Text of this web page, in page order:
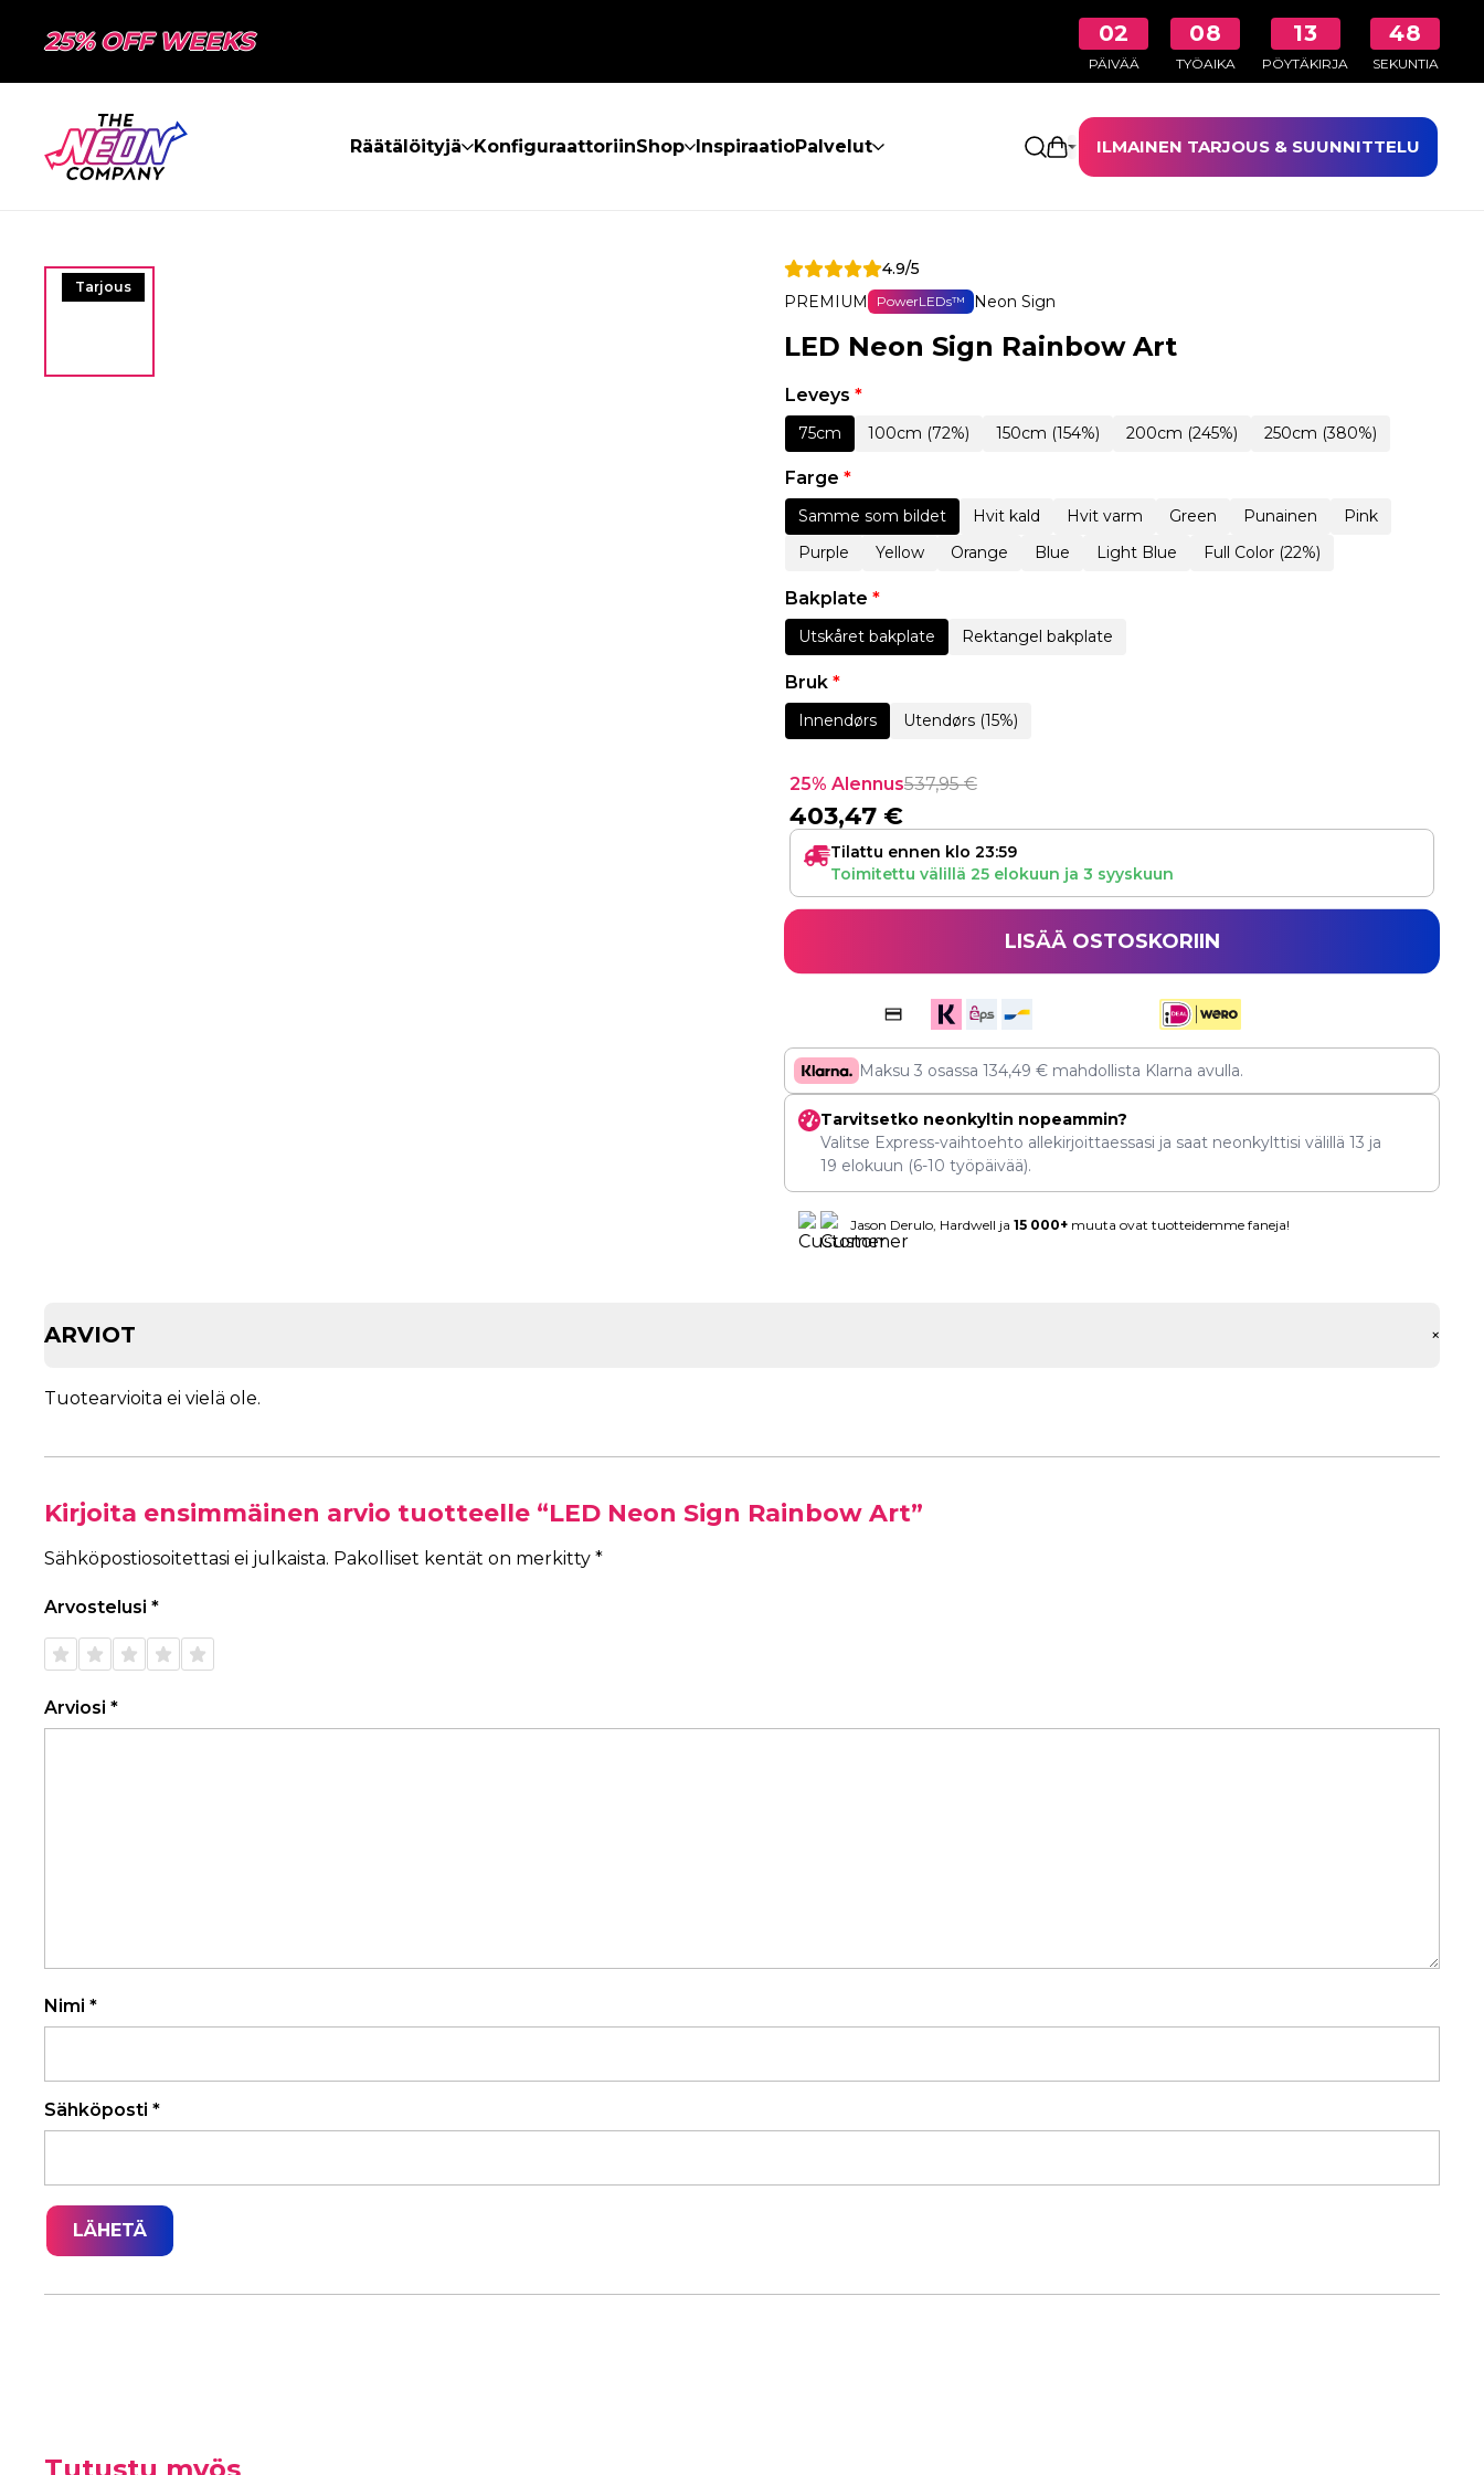
25% OFF WEEKS 02
PÄIVÄÄ
08
TYÖAIKA
13
PÖYTÄKIRJA
48
SEKUNTIA
Räätälöityjä KonfiguraattoriinShop InspiraatioPalvelut Avaa ostoskori
ILMAINEN TARJOUS & SUUNNITTELU
Tarjous
4.9/5
PREMIUM
PowerLEDs™ Neon Sign
LED Neon Sign Rainbow Art
Leveys *
75cm 100cm (72%) 150cm (154%) 200cm (245%) 250cm (380%)
Farge *
Samme som bildet Hvit kald Hvit varm Green Punainen
Pink
Purple
Yellow Orange Blue Light Blue Full Color (22%)
Bakplate *
Utskåret bakplate Rektangel bakplate
Bruk *
Innendørs Utendørs (15%)
25% Alennus537,95€
403,47 €
Tilattu ennen klo 23:59
Toimitettu välillä 25 elokuun ja 3 syyskuun
LISÄÄ OSTOSKORIIN
Maksu 3 osassa134,49€ mahdollista Klarna avulla.
Tarvitsetko neonkyltin nopeammin?
Valitse Express-vaihtoehto allekirjoittaessasi ja saat neonkylttisi välillä 13 ja
19 elokuun (6-10 työpäivää).
Jason Derulo, Hardwell ja 15 000+muuta ovat tuotteidemme faneja!
ARVIOT +
Tuotearvioita ei vielä ole.
Kirjoita ensimmäinen arvio tuotteelle “LED Neon Sign Rainbow Art”
Sähköpostiosoitettasi ei julkaista. Pakolliset kentät on merkitty *
Arvostelusi *
1/5
tähteä
2/5
tähteä
3/5
tähteä
4/5
tähteä
5/5
tähteä
Arviosi *
Nimi *
Sähköposti *